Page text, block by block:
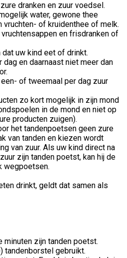
dranken en zuur voedsel.
water, gewone thee
vruchten- of kruidenthee of melk.
en frisdranken of
dat uw kind eet of drinkt.
en daarnaast niet meer dan
of tweemaal per dag zuur
zo kort mogelijk in zijn mond
in de mond en niet op
producten zuigen).
het tandenpoetsen geen zure
van tanden en kiezen wordt
van zuur. Als uw kind direct na
zijn tanden poetst, kan hij de
wegpoetsen.
drinkt, geldt dat samen als
minuten zijn tanden poetst.
tandenborstel gebruikt.